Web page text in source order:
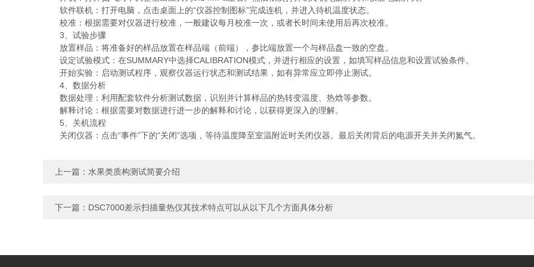
软件联机：打开电脑，点击桌面上的“仪器控制图标”完成连机，并进入待机温度状态。
校准：根据需要对仪器进行校准，一般建议每月校准一次，或者长时间未使用后再次校准。
3、试验步骤
放置样品：将准备好的样品放置在样品端（前端），参比端放置一个与样品盘一致的空盘。
设定试验模式：在SUMMARY中选择CALIBRATION模式，并进行相应的设置，如填写样品信息和设置试验条件。
开始实验：启动测试程序，观察仪器运行状态和测试结果，如有异常应立即停止测试。
4、数据分析
数据处理：利用配套软件分析测试数据，识别并计算样品的热转变温度、热焓等参数。
解释讨论：根据需要对数据进行进一步的解释和讨论，以获得更深入的理解。
5、关机流程
关闭仪器：点击“事件”下的“关闭”选项，等待温度降至室温附近时关闭仪器。最后关闭背后的电源开关并关闭氮气。
上一篇： 水果类质构测试简要介绍
下一篇： DSC7000差示扫描量热仪其技术特点可以从以下几个方面具体分析